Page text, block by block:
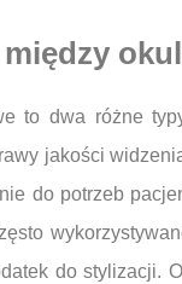
to dwa różne
jakości
do potrzeb
do stylizacji.